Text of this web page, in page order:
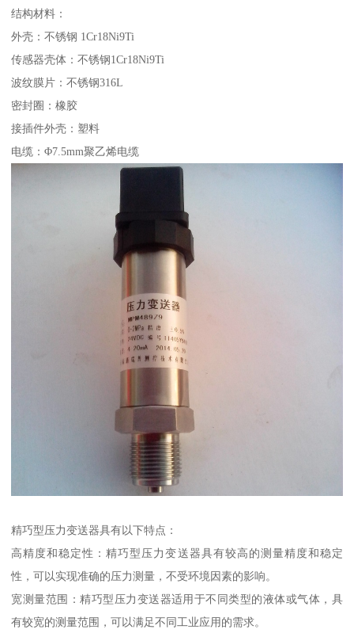
结构材料：
外壳：不锈钢 1Cr18Ni9Ti
传感器壳体：不锈钢1Cr18Ni9Ti
波纹膜片：不锈钢316L
密封圈：橡胶
接插件外壳：塑料
电缆：Φ7.5mm聚乙烯电缆
精巧型压力变送器具有以下特点：
高精度和稳定性：精巧型压力变送器具有较高的测量精度和稳定
性，可以实现准确的压力测量，不受环境因素的影响。
宽测量范围：精巧型压力变送器适用于不同类型的液体或气体，具
有较宽的测量范围，可以满足不同工业应用的需求。